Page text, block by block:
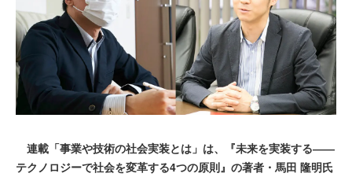
連載「事業や技術の社会実装とは」は、『未来を実装する――
テクノロジーで社会を変革する4つの原則』の著者・馬田 隆明氏